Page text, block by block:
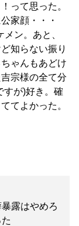
って思った。
家顔・・・
ン。あと、
知らない振り
ゃんもあどけ
宗様の全て分
すが)好き。確
てよかった。
露はやめろ